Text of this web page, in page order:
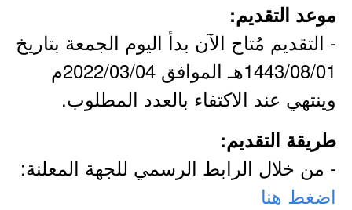
موعد التقديم:
- التقديم مُتاح الآن بدأ اليوم الجمعة بتاريخ
1443/08/01هـ الموافق 2022/03/04م
وينتهي عند الاكتفاء بالعدد المطلوب.
طريقة التقديم:
- من خلال الرابط الرسمي للجهة المعلنة:
اضغط هنا